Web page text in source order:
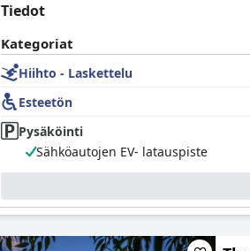
Tiedot
Kategoriat
Hiihto - Laskettelu
Esteetön
Pysäköinti
Sähköautojen EV- latauspiste